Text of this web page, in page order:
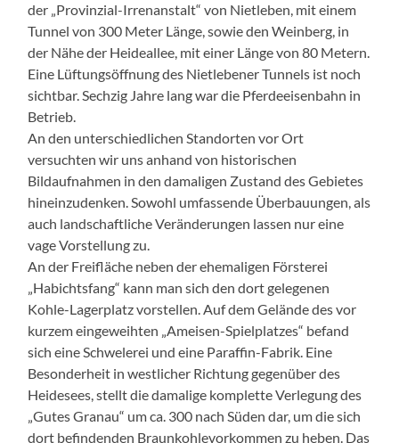
der „Provinzial-Irrenanstalt“ von Nietleben, mit einem
Tunnel von 300 Meter Länge, sowie den Weinberg, in
der Nähe der Heideallee, mit einer Länge von 80 Metern.
Eine Lüftungsöffnung des Nietlebener Tunnels ist noch
sichtbar. Sechzig Jahre lang war die Pferdeeisenbahn in
Betrieb.
An den unterschiedlichen Standorten vor Ort
versuchten wir uns anhand von historischen
Bildaufnahmen in den damaligen Zustand des Gebietes
hineinzudenken. Sowohl umfassende Überbauungen, als
auch landschaftliche Veränderungen lassen nur eine
vage Vorstellung zu.
An der Freifläche neben der ehemaligen Försterei
„Habichtsfang“ kann man sich den dort gelegenen
Kohle-Lagerplatz vorstellen. Auf dem Gelände des vor
kurzem eingeweihten „Ameisen-Spielplatzes“ befand
sich eine Schwelerei und eine Paraffin-Fabrik. Eine
Besonderheit in westlicher Richtung gegenüber des
Heidesees, stellt die damalige komplette Verlegung des
„Gutes Granau“ um ca. 300 nach Süden dar, um die sich
dort befindenden Braunkohlevorkommen zu heben. Das